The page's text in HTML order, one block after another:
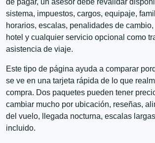
sistema, impuestos, cargos, equipaje,
horarios, escalas, penalidades de cambio,
hotel y cualquier servicio opcional como
asistencia de viaje.
Este tipo de página ayuda a comparar
se ve en una tarjeta rápida de lo que
compra. Dos paquetes pueden tener
cambiar mucho por ubicación, reseñas,
del vuelo, llegada nocturna, escalas
incluido.